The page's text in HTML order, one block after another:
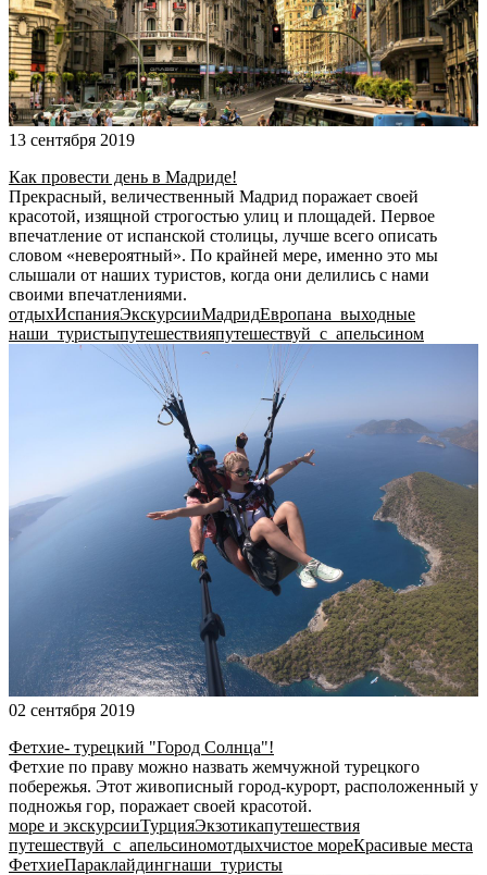
13 сентября 2019
Как провести день в Мадриде!
Прекрасный, величественный Мадрид поражает своей
красотой, изящной строгостью улиц и площадей. Первое
впечатление от испанской столицы, лучше всего описать
словом «невероятный». По крайней мере, именно это мы
слышали от наших туристов, когда они делились с нами
своими впечатлениями.
отдыхИспанияЭкскурсииМадридЕвропана_выходные
наши_туристыпутешествияпутешествуй_с_апельсином
02 сентября 2019
Фетхие- турецкий "Город Солнца"!
Фетхие по праву можно назвать жемчужной турецкого
побережья. Этот живописный город-курорт, расположенный у
подножья гор, поражает своей красотой.
море и экскурсииТурцияЭкзотикапутешествия
путешествуй_с_апельсиномотдыхчистое мореКрасивые места
ФетхиеПараклайдингнаши_туристы